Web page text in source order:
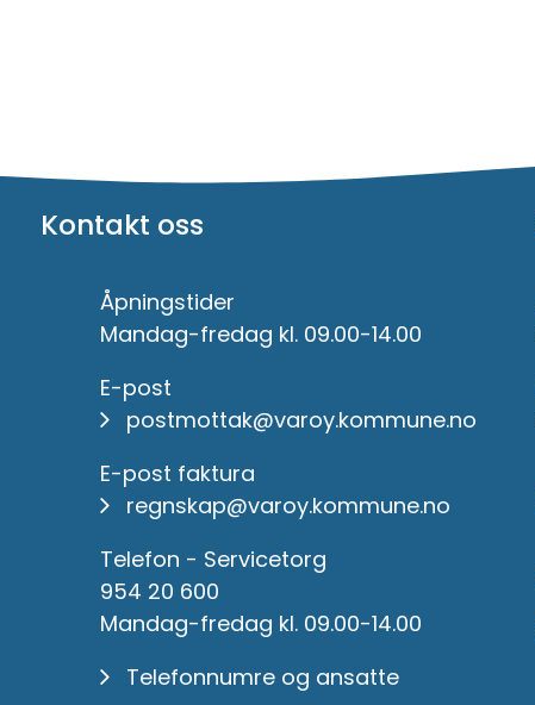
Kontakt oss
Åpningstider
Mandag-fredag kl. 09.00-14.00
E-post
postmottak@varoy.kommune.no
E-post faktura
regnskap@varoy.kommune.no
Telefon - Servicetorg
954 20 600
Mandag-fredag kl. 09.00-14.00
Telefonnumre og ansatte